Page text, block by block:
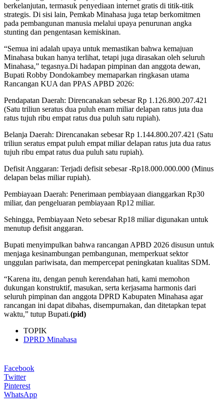
berkelanjutan, termasuk penyediaan internet gratis di titik-titik
strategis. Di sisi lain, Pemkab Minahasa juga tetap berkomitmen
pada pembangunan manusia melalui upaya penurunan angka
stunting dan pengentasan kemiskinan.
“Semua ini adalah upaya untuk memastikan bahwa kemajuan
Minahasa bukan hanya terlihat, tetapi juga dirasakan oleh seluruh
Minahasa,” tegasnya.Di hadapan pimpinan dan anggota dewan,
Bupati Robby Dondokambey memaparkan ringkasan utama
Rancangan KUA dan PPAS APBD 2026:
Pendapatan Daerah: Direncanakan sebesar Rp 1.126.800.207.421
(Satu triliun seratus dua puluh enam miliar delapan ratus juta dua
ratus tujuh ribu empat ratus dua puluh satu rupiah).
Belanja Daerah: Direncanakan sebesar Rp 1.144.800.207.421 (Satu
triliun seratus empat puluh empat miliar delapan ratus juta dua ratus
tujuh ribu empat ratus dua puluh satu rupiah).
Defisit Anggaran: Terjadi defisit sebesar -Rp18.000.000.000 (Minus
delapan belas miliar rupiah).
Pembiayaan Daerah: Penerimaan pembiayaan dianggarkan Rp30
miliar, dan pengeluaran pembiayaan Rp12 miliar.
Sehingga, Pembiayaan Neto sebesar Rp18 miliar digunakan untuk
menutup defisit anggaran.
Bupati menyimpulkan bahwa rancangan APBD 2026 disusun untuk
menjaga kesinambungan pembangunan, memperkuat sektor
unggulan pariwisata, dan mempercepat peningkatan kualitas SDM.
“Karena itu, dengan penuh kerendahan hati, kami memohon
dukungan konstruktif, masukan, serta kerjasama harmonis dari
seluruh pimpinan dan anggota DPRD Kabupaten Minahasa agar
rancangan ini dapat dibahas, disempurnakan, dan ditetapkan tepat
waktu,” tutup Bupati.(pid)
TOPIK
DPRD Minahasa
Facebook
Twitter
Pinterest
WhatsApp